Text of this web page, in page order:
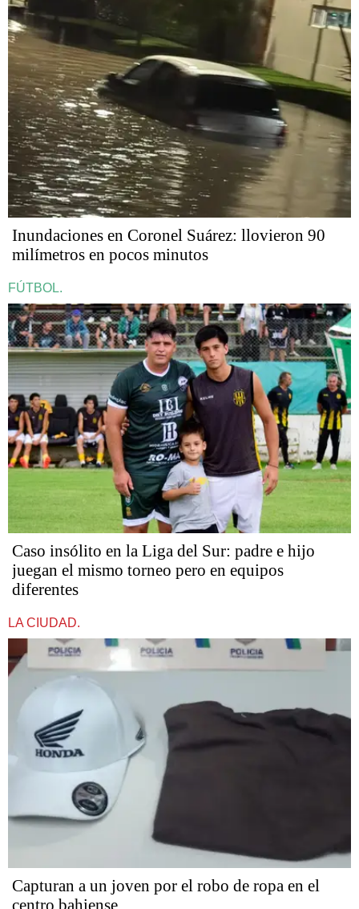
Inundaciones en Coronel Suárez: llovieron 90
milímetros en pocos minutos
FÚTBOL.
Caso insólito en la Liga del Sur: padre e hijo
juegan el mismo torneo pero en equipos
diferentes
LA CIUDAD.
Capturan a un joven por el robo de ropa en el
centro bahiense